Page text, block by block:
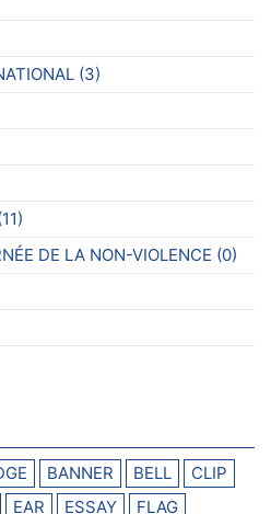
(3)
DE LA NON-VIOLENCE (0)
BANNER BELL
CLIP
EAR ESSAY
FLAG